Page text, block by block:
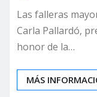
Las falleras
Carla Pallardó,
honor de la…
MÁS